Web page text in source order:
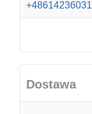
+48614236031
Dostawa